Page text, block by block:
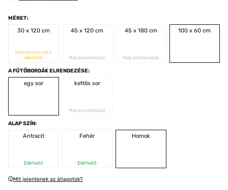
MÉRET:
30 x 120 cm
Hamarosan újra
elérhető
45 x 120 cm
Más kombináció
45 x 180 cm
Más kombináció
100 x 60 cm
A FŰTŐBORDÁK ELRENDEZÉSE:
egy sor
kettős sor
Más kombináció
ALAP SZÍN:
Antracit
Elérhető
Fehér
Elérhető
Homok
Mit jelentenek az állapotok?